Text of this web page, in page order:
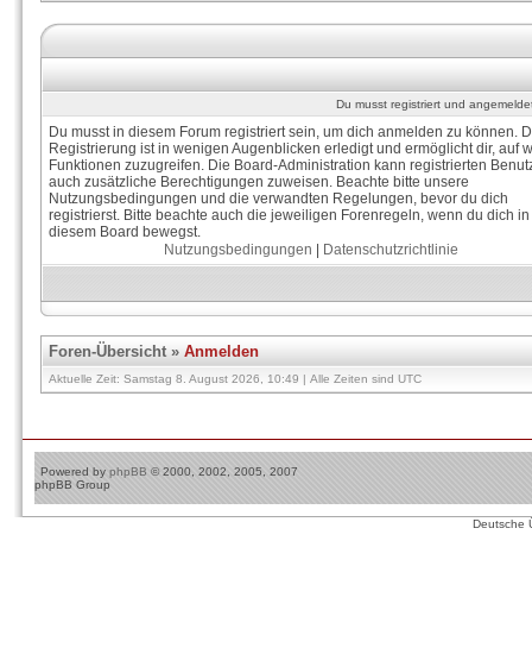
Du musst registriert und
Du musst in diesem Forum registriert sein, um dich anmelden zu können.
Registrierung ist in wenigen Augenblicken erledigt und ermöglicht dir, auf
Funktionen zuzugreifen. Die Board-Administration kann registrierten
auch zusätzliche Berechtigungen zuweisen. Beachte bitte unsere
Nutzungsbedingungen und die verwandten Regelungen, bevor du dich
registrierst. Bitte beachte auch die jeweiligen Forenregeln, wenn du dich in
diesem Board bewegst.
Nutzungsbedingungen
Datenschutzrichtlinie
Foren-Übersicht» Anmelden
Aktuelle Zeit: Samstag 8. August 2026, 10:49 | Alle Zeiten sind UTC
Powered by phpBB © 2000, 2002, 2005, 2007
phpBB Group
Deutsche